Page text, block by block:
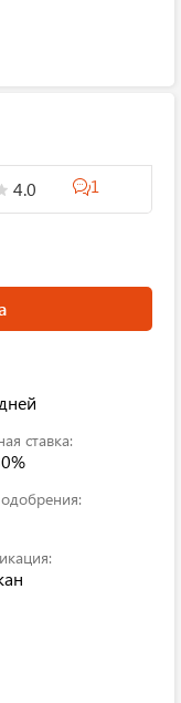
4.0 1
ставка: